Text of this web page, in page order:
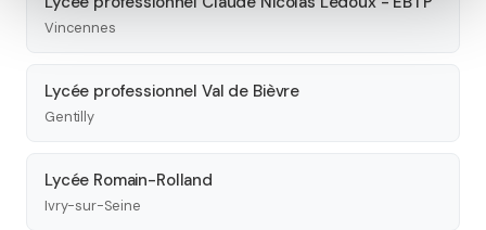
Vincennes
Lycée professionnel Val de Bièvre
Gentilly
Lycée Romain-Rolland
Ivry-sur-Seine